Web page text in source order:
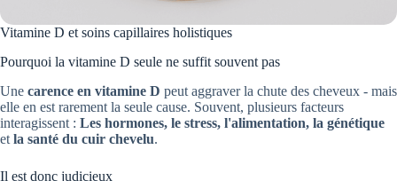
Vitamine D et soins capillaires holistiques
Pourquoi la vitamine D seule ne suffit souvent pas
Une carence en vitamine D peut aggraver la chute des cheveux - mais
elle en est rarement la seule cause. Souvent, plusieurs facteurs
interagissent : Les hormones, le stress, l'alimentation, la génétique
et la santé du cuir chevelu.
Il est donc judicieux